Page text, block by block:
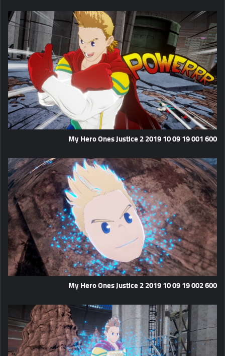
My Hero Ones Justice 2 2019 10 09 19 001 600
My Hero Ones Justice 2 2019 10 09 19 002 600